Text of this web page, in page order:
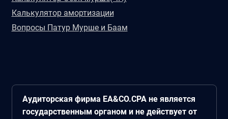
Калькулятор амортизации
Вопросы Патур Мурше и Баам
Аудиторская фирма EA&CO.CPA не является
государственным органом и не действует от